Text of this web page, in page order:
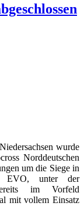
wurde
Norddeutschen
um die Siege in
EVO, unter der
im Vorfeld
mit vollem Einsatz